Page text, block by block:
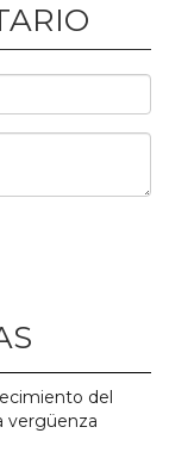
del
vergüenza